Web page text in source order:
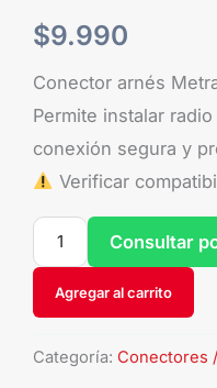
$9.990
Conector arnés
Permite instalar
conexión segura y
Verificar
Agregar al carrito
Consultar
Categoría: Conectores